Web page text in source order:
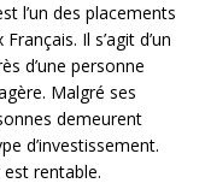
l’un des placements
Il s’agit d’un
d’une personne
Malgré ses
demeurent
d’investissement.
rentable.